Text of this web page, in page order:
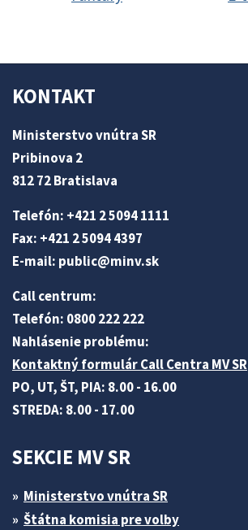
KONTAKT
Ministerstvo vnútra SR
Pribinova 2
812 72 Bratislava
Telefón: +421 2 5094 1111
Fax: +421 2 5094 4397
E-mail: public@minv.sk
Call centrum:
Telefón: 0800 222 222
Nahlásenie problému:
Kontaktný formulár Call Centra MV SR
PO, UT, ŠT, PIA: 8.00 - 16.00
STREDA: 8.00 - 17.00
SEKCIE MV SR
Ministerstvo vnútra SR
Štátna komisia pre volby